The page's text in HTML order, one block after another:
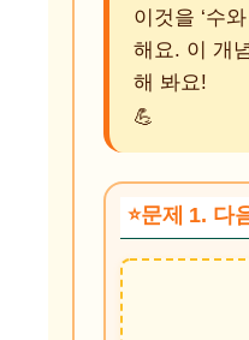
이것을 ‘수
해요. 이 개
해 봐요!
💪
문제 1. 다